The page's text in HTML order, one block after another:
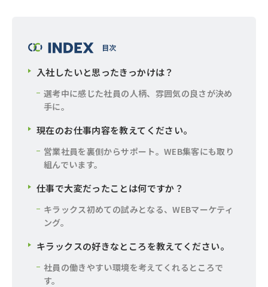
入社したいと思ったきっかけは？
選考中に感じた社員の人柄、雰囲気の良さが決め
手に。
現在のお仕事内容を教えてください。
営業社員を裏側からサポート。WEB集客にも取り
組んでいます。
仕事で大変だったことは何ですか？
キラックス初めての試みとなる、WEBマーケティ
ング。
キラックスの好きなところを教えてください。
社員の働きやすい環境を考えてくれるところで
す。